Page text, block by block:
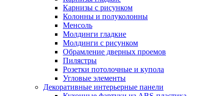
Карнизы с рисунком
Колонны и полуколонны
Менсоль
Молдинги гладкие
Молдинги с рисунком
Обрамление дверных проемов
Пилястры
Розетки потолочные и купола
Угловые элементы
Декоративные интерьерные панели